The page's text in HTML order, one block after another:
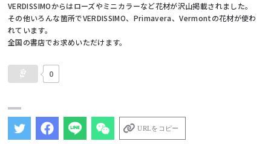
VERDISSIMOからはローズやミニカラーなど花材が沢山掲載されました。
その他いろんな箇所でVERDISSIMO、Primavera、Vermontの花材が使わ
れています。
全国の書店でお求めいただけます。
0
URLをコピー